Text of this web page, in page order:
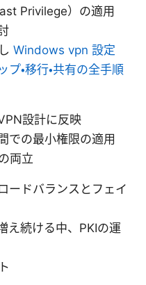
Privilege）の適用
Windows vpn 設定
・移行・共有の全手順
設計に反映
での最小権限の適用
両立
ードバランスとフェイ
え続ける中、PKIの運